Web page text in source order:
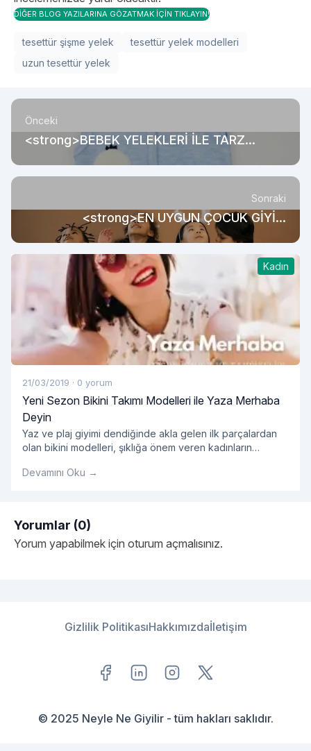
DİĞER BLOG YAZILARINA GÖZATMAK İÇİN TIKLAYIN!
tesettür şişme yelek
tesettür yelek modelleri
uzun tesettür yelek
Önceki
<strong>BEBEK YELEKLERİ İLE TARZ
YARATAN SEVİMLİLİK</strong>
Sonraki
<strong>EN UYGUN ÇOCUK GİYİM
ÜRÜNLERİ </strong>
Kadın
21/03/2019 · 0 yorum
Yeni Sezon Bikini Takımı Modelleri ile Yaza Merhaba
Deyin
Yaz ve plaj giyimi dendiğinde akla gelen ilk parçalardan
olan bikini modelleri, şıklığa önem veren kadınların
birlikte yeni sezon bikini modelleri de özellikle kadın
sezon ürünlerini sizlerle buluşturan Enntrend, farklı beden
ve alternatif renk
Devamını Oku →
Yorumlar (0)
Yorum yapabilmek için oturum açmalısınız.
Gizlilik PolitikasıHakkımızdaİletişim
© 2025 Neyle Ne Giyilir - tüm hakları saklıdır.